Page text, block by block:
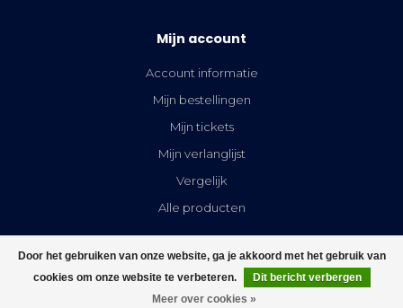
Door het gebruiken van onze website, ga je akkoord met het gebruik van
cookies om onze website te verbeteren.
Dit bericht verbergen
Meer over cookies »
Mijn account
Account informatie
Mijn bestellingen
Mijn tickets
Mijn verlanglijst
Vergelijk
Alle producten
FILTERS